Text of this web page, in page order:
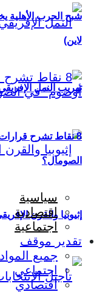
تهريب النمل
إثيوبيا والقرن
شبح الحرب الأهلية
لاين)
8 نقاط تشرح
الصومال؟
سياسية
اقتصادية
اجتماعية
تقدير موقف
جميع المواد
اجتماعي
اقتصادي